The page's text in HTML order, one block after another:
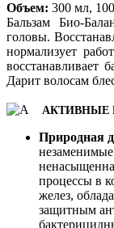
Объем: 300 мл,
Бальзам Био-
головы.
нормализует
восстанавливает
Дарит волосам
АКТИВНЫЕ
Природная
процессы в
желез,
защитным